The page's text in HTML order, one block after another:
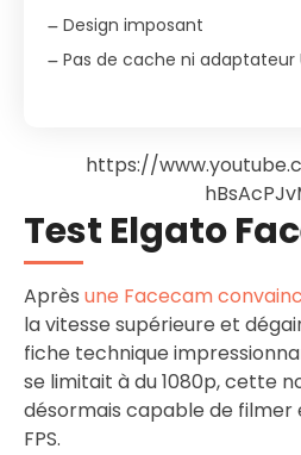
Design imposant
Pas de cache ni adaptateur
https://
Test Elgato
Après une Facecam
la vitesse supérieure et
fiche technique
se limitait à du 1080p, cette
désormais capable de filmer
FPS.